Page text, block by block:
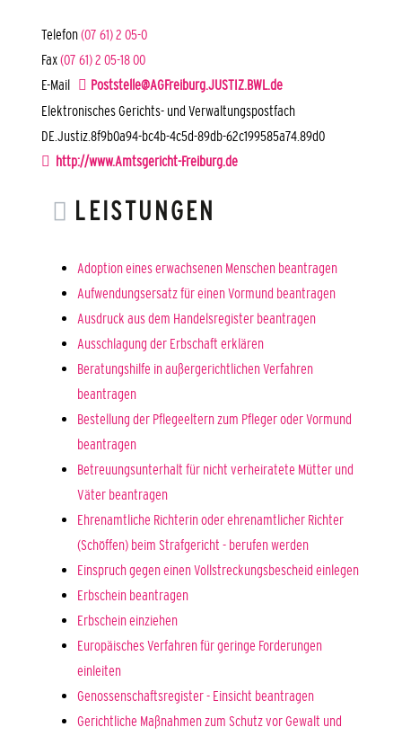
Telefon(07 61) 2 05-0
Fax(07 61) 2 05-1800
E-Mail
Poststelle@AGFreiburg.JUSTIZ.BWL.de
Elektronisches Gerichts- und Verwaltungspostfach
DE.Justiz.8f9b0a94-bc4b-4c5d-89db-62c199585a74.89d0
http://www.Amtsgericht-Freiburg.de
LEISTUNGEN
Adoption eines erwachsenen Menschen beantragen
Aufwendungsersatz für einen Vormund beantragen
Ausdruck aus dem Handelsregister beantragen
Ausschlagung der Erbschaft erklären
Beratungshilfe in außergerichtlichen Verfahren
beantragen
Bestellung der Pflegeeltern zum Pfleger oder Vormund
beantragen
Betreuungsunterhalt für nicht verheiratete Mütter und
Väter beantragen
Ehrenamtliche Richterin oder ehrenamtlicher Richter
(Schöffen) beim Strafgericht - berufen werden
Einspruch gegen einen Vollstreckungsbescheid einlegen
Erbschein beantragen
Erbschein einziehen
Europäisches Verfahren für geringe Forderungen
einleiten
Genossenschaftsregister - Einsicht beantragen
Gerichtliche Maßnahmen zum Schutz vor Gewalt und